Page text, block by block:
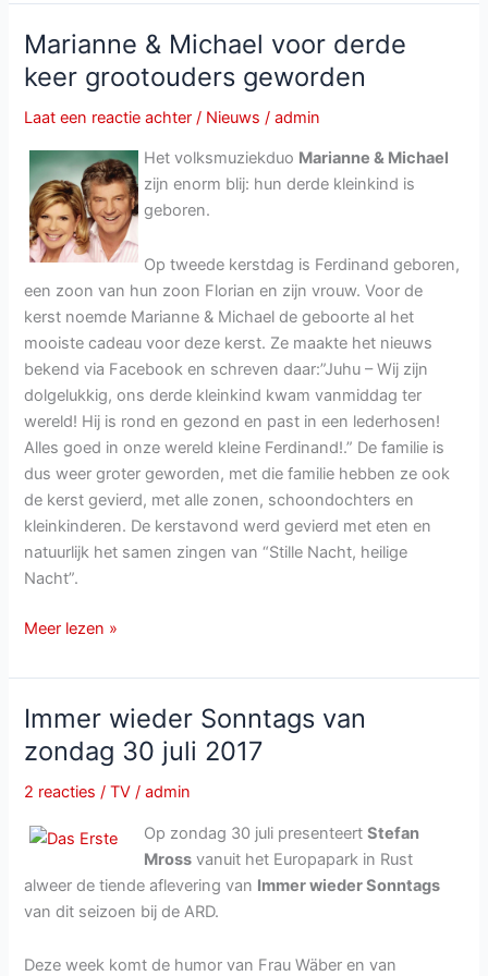
Hertel
–
Die
besten
Hits
Volksmusik
2018
Marianne & Michael voor derde
keer grootouders geworden
Laat een reactie achter / Nieuws /admin
Het volksmuziekduo Marianne & Michael
zijn enorm blij: hun derde kleinkind is
geboren.
Op tweede kerstdag is Ferdinand geboren,
een zoon van hun zoon Florian en zijn vrouw. Voor de
kerst noemde Marianne & Michael de geboorte al het
mooiste cadeau voor deze kerst. Ze maakte het nieuws
bekend via Facebook en schreven daar:”Juhu – Wij zijn
dolgelukkig, ons derde kleinkind kwam vanmiddag ter
wereld! Hij is rond en gezond en past in een lederhosen!
Alles goed in onze wereld kleine Ferdinand!.” De familie is
dus weer groter geworden, met die familie hebben ze ook
de kerst gevierd, met alle zonen, schoondochters en
kleinkinderen. De kerstavond werd gevierd met eten en
natuurlijk het samen zingen van “Stille Nacht, heilige
Nacht”.
Marianne
Michael
voor
derde
keer
grootouders
Meer lezen »
Immer wieder Sonntags van
zondag 30 juli 2017
2 reacties /TV /admin
Op zondag 30 juli presenteertStefan
Mross vanuit het Europapark in Rust
alweer de tiende aflevering van Immer wieder Sonntags
van dit seizoen bij de ARD.
Deze week komt de humor van Frau Wäber en van